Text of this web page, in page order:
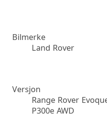
Bilmerke
Land Rover
Versjon
Range Rover
P300e AWD